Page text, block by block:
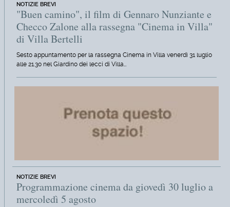
NOTIZIE BREVI
"Buen camino", il film di Gennaro Nunziante e
Checco Zalone alla rassegna "Cinema in Villa"
di Villa Bertelli
Sesto appuntamento per la rassegna Cinema in Villa venerdì 31 luglio
alle 21.30 nel Giardino dei lecci di Villa…
NOTIZIE BREVI
Programmazione cinema da giovedì 30 luglio a
mercoledì 5 agosto